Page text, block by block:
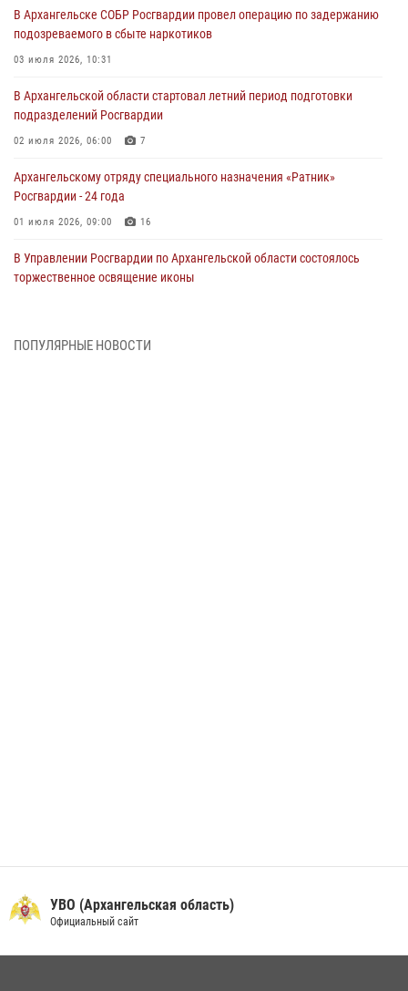
В Архангельске СОБР Росгвардии провел операцию по задержанию
подозреваемого в сбыте наркотиков
03 июля 2026, 10:31
В Архангельской области стартовал летний период подготовки
подразделений Росгвардии
02 июля 2026, 06:00 7
Архангельскому отряду специального назначения «Ратник»
Росгвардии - 24 года
01 июля 2026, 09:00 16
В Управлении Росгвардии по Архангельской области состоялось
торжественное освящение иконы
Военнослужащие по призыву из Архангельской области приняли
ПОПУЛЯРНЫЕ НОВОСТИ
УВО (Архангельская область)
Официальный сайт